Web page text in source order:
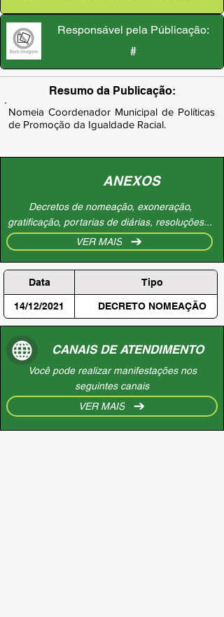
Responsável pela Públicação:
#
Resumo da Publicação:
Nomeia Coordenador Municipal de Políticas
de Promoção da Igualdade Racial.
ANEXOS
Decretos de nomeação, exoneração,
gratificação, portarias de diárias, resoluções...
VER MAIS
Data Tipo
14/12/2021 DECRETO NOMEAÇÃO
CANAIS DE ATENDIMENTO
Você pode realizar manifestações nos
seguintes canais
VER MAIS